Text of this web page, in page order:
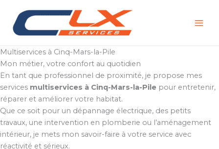
contenu
Multiservices à Cinq-Mars-la-Pile
Mon métier, votre confort au quotidien
En tant que professionnel de proximité, je propose mes
services multiservices à Cinq-Mars-la-Pile pour entretenir,
réparer et améliorer votre habitat.
Que ce soit pour un dépannage électrique, des petits
travaux, une intervention en plomberie ou l’aménagement
intérieur, je mets mon savoir-faire à votre service avec
réactivité et sérieux.